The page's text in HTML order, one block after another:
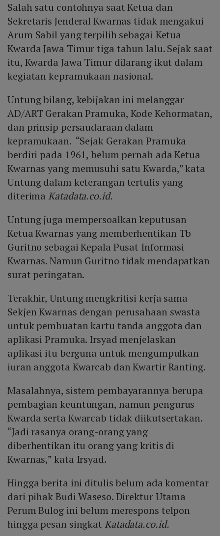
Salah satu contohnya saat Ketua dan
Sekretaris Jenderal Kwarnas tidak mengakui
Arum Sabil yang terpilih sebagai Ketua
Kwarda Jawa Timur tiga tahun lalu. Sejak saat
itu, Kwarda Jawa Timur dilarang ikut dalam
kegiatan kepramukaan nasional.
Untung bilang, kebijakan ini melanggar
AD/ART Gerakan Pramuka, Kode Kehormatan,
dan prinsip persaudaraan dalam
kepramukaan. “Sejak Gerakan Pramuka
berdiri pada 1961, belum pernah ada Ketua
Kwarnas yang memusuhi satu Kwarda,” kata
Untung dalam keterangan tertulis yang
diterima Katadata.co.id.
Untung juga mempersoalkan keputusan
Ketua Kwarnas yang memberhentikan Tb
Guritno sebagai Kepala Pusat Informasi
Kwarnas. Namun Guritno tidak mendapatkan
surat peringatan.
Terakhir, Untung mengkritisi kerja sama
Sekjen Kwarnas dengan perusahaan swasta
untuk pembuatan kartu tanda anggota dan
aplikasi Pramuka. Irsyad menjelaskan
aplikasi itu berguna untuk mengumpulkan
iuran anggota Kwarcab dan Kwartir Ranting.
Masalahnya, sistem pembayarannya berupa
pembagian keuntungan, namun pengurus
Kwarda serta Kwarcab tidak diikutsertakan.
“Jadi rasanya orang-orang yang
diberhentikan itu orang yang kritis di
Kwarnas,” kata Irsyad.
Hingga berita ini ditulis belum ada komentar
dari pihak Budi Waseso. Direktur Utama
Perum Bulog ini belum merespons telpon
hingga pesan singkat Katadata.co.id.